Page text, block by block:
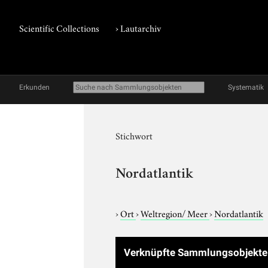
Scientific Collections ›Lautarchiv
Erkunden Systematik
Stichwort
Nordatlantik
›Ort›Weltregion/ Meer›Nordatlantik
Verknüpfte Sammlungsobjekte